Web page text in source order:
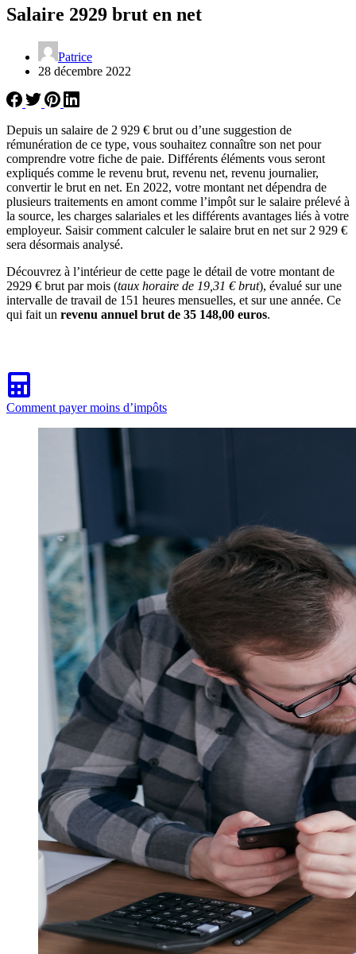
Salaire 2929 brut en net
Patrice
28 décembre 2022
Depuis un salaire de 2 929 € brut ou d’une suggestion de
rémunération de ce type, vous souhaitez connaître son net pour
comprendre votre fiche de paie. Différents éléments vous seront
expliqués comme le revenu brut, revenu net, revenu journalier,
convertir le brut en net. En 2022, votre montant net dépendra de
plusieurs traitements en amont comme l’impôt sur le salaire prélevé à
la source, les charges salariales et les différents avantages liés à votre
employeur. Saisir comment calculer le salaire brut en net sur 2 929 €
sera désormais analysé.
Découvrez à l’intérieur de cette page le détail de votre montant de
2929 € brut par mois (taux horaire de 19,31 € brut), évalué sur une
intervalle de travail de 151 heures mensuelles, et sur une année. Ce
qui fait un revenu annuel brut de 35 148,00 euros.
Comment payer moins d’impôts